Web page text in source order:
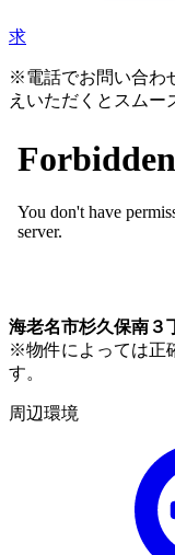
求
※電話でお問い合わ
えいただくとスムー
海老名市杉久保南３
※物件によっては正
す。
周辺環境